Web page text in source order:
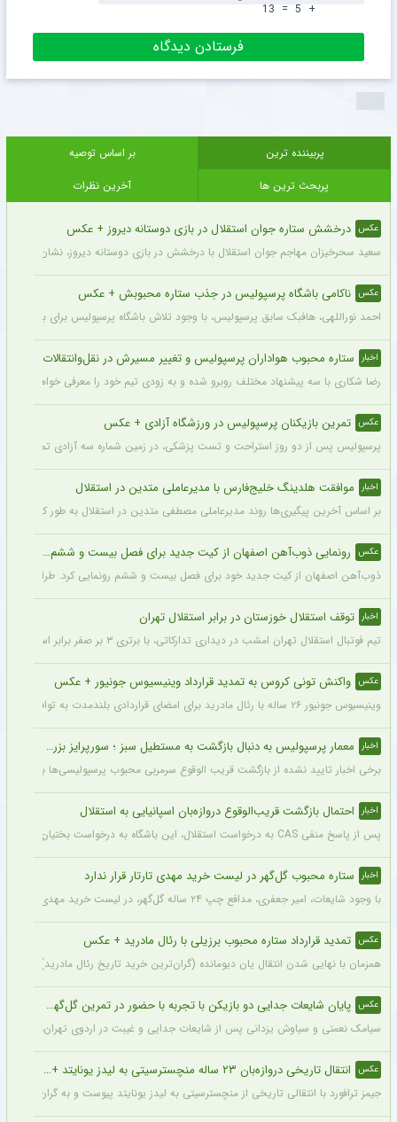
+
5
=
13
پربیننده ترین
بر اساس توصیه
پربحث ترین ها
آخرین نظرات
عکس درخشش ستاره جوان استقلال در بازی دوستانه دیروز + عکس
سعید سحرخیزان مهاجم جوان استقلال با درخشش در بازی دوستانه دیروز، نشان داد
عکس ناکامی باشگاه پرسپولیس در جذب ستاره محبوبش + عکس
احمد نوراللهی، هافبک سابق پرسپولیس، با وجود تلاش باشگاه پرسپولیس برای بازگشت
اخبار ستاره محبوب هواداران پرسپولیس و تغییر مسیرش در نقل‌وانتقالات
رضا شکاری با سه پیشنهاد مختلف روبرو شده و به زودی تیم خود را معرفی خواهد کرد.
عکس تمرین بازیکنان پرسپولیس در ورزشگاه آزادی + عکس
پرسپولیس پس از دو روز استراحت و تست پزشکی، در زمین شماره سه آزادی تمرین کرد.
اخبار موافقت هلدینگ خلیج‌فارس با مدیرعاملی متدین در استقلال
بر اساس آخرین پیگیری‌ها روند مدیرعاملی مصطفی متدین در استقلال به طور کامل
عکس رونمایی ذوب‌آهن اصفهان از کیت جدید برای فصل بیست و ششم + عکس
ذوب‌آهن اصفهان از کیت جدید خود برای فصل بیست و ششم رونمایی کرد. طراحی
اخبار توقف استقلال خوزستان در برابر استقلال تهران
تیم فوتبال استقلال تهران امشب در دیداری تدارکاتی، با برتری ۳ بر صفر برابر استقلال خوزستان، با دبل سعید سحرخیزان و گل یاسر آسانی پیروز شد.
عکس واکنش تونی کروس به تمدید قرارداد وینیسیوس جونیور + عکس
وینیسیوس جونیور ۲۶ ساله با رئال مادرید برای امضای قراردادی بلندمدت به توافق رسید که او را تا سال ۲۰۳۲ در سانتیاگو برنابئو نگه خواهد داشت و به شایعات درباره احتمال جدایی‌اش از این باشگاه پایان می‌دهد.
اخبار معمار پرسپولیس به دنبال بازگشت به مستطیل سبز ؛ سورپرایز بزرگ در راه است ؟ + جزئیات
برخی اخبار تایید نشده از بازگشت قریب الوقوع سرمربی محبوب پرسپولیسی‌ها به دنیای
اخبار احتمال بازگشت قریب‌الوقوع دروازه‌بان اسپانیایی به استقلال
پس از پاسخ منفی CAS به درخواست استقلال، این باشگاه به درخواست بختیاری‌زاده قصد دارد قرارداد آنتونیو آدان، دروازه‌بان اسپانیایی فصل گذشته، را تمدید کند.
اخبار ستاره محبوب گل‌گهر در لیست خرید مهدی تارتار قرار ندارد
با وجود شایعات، امیر جعفری، مدافع چپ ۲۴ ساله گل‌گهر، در لیست خرید مهدی تارتار قرار ندارد.
عکس تمدید قرارداد ستاره محبوب برزیلی با رئال مادرید + عکس
همزمان با نهایی شدن انتقال یان دیومانده (گران‌ترین خرید تاریخ رئال مادرید)، تمدید قرارداد
عکس پایان شایعات جدایی دو بازیکن با تجربه با حضور در تمرین گل‌گهر + عکس
سیامک نعمتی و سیاوش یزدانی پس از شایعات جدایی و غیبت در اردوی تهران، دیروز
عکس انتقال تاریخی دروازه‌بان ۲۳ ساله منچسترسیتی به لیدز یونایتد + عکس
جیمز ترافورد با انتقالی تاریخی از منچسترسیتی به لیدز یونایتد پیوست و به گران‌ترین